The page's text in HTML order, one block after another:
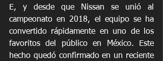
E, y desde que Nissan se unió al
campeonato en 2018, el equipo se ha
convertido rápidamente en uno de los
favoritos del público en México. Este
hecho quedó confirmado en un reciente